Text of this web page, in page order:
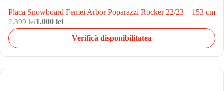
Placa Snowboard Femei Arbor Poparazzi Rocker 22/23 – 153 cm
2.399 lei1.000 lei
Verifică disponibilitatea